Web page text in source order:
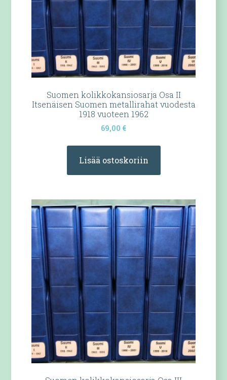
Suomen kolikkokansiosarja Osa II
Itsenäisen Suomen metallirahat vuodesta
1918 vuoteen 1962
69,00 €
Lisää ostoskoriin